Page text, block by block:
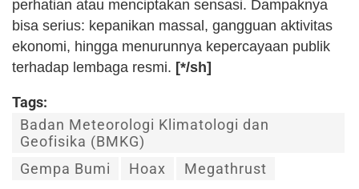
perhatian atau menciptakan sensasi. Dampaknya
bisa serius: kepanikan massal, gangguan aktivitas
ekonomi, hingga menurunnya kepercayaan publik
terhadap lembaga resmi. [*/sh]
Tags:
Badan Meteorologi Klimatologi dan
Geofisika (BMKG)
Gempa Bumi
Hoax Megathrust